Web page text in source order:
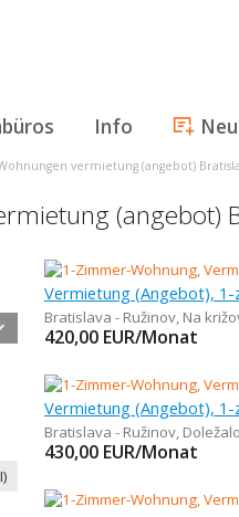
Info
vermietung (angebot)
(angebot)
Bratislava - Ružinov, Na
420,00 EUR/Monat
Bratislava - Ružinov,
430,00 EUR/Monat